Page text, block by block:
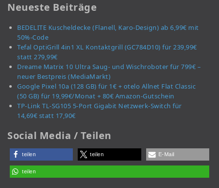
Neueste Beiträge
BEDELITE Kuscheldecke (Flanell, Karo-Design) ab 6,99€ mit
50%-Code
Tefal OptiGrill 4in1 XL Kontaktgrill (GC784D10) für 239,99€
statt 279,99€
Dreame Matrix 10 Ultra Saug- und Wischroboter für 799€ –
neuer Bestpreis (MediaMarkt)
Google Pixel 10a (128 GB) für 1€ + otelo Allnet Flat Classic
(50 GB) für 19,99€/Monat + 80€ Amazon-Gutschein
TP-Link TL-SG105 5-Port Gigabit Netzwerk-Switch für
14,69€ statt 17,90€
Social Media / Teilen
teilen teilen E-Mail
teilen